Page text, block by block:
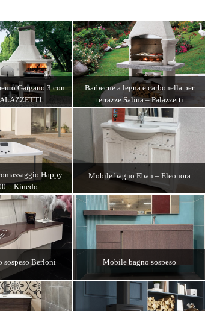
Gargano 3 con
Barbecue a legna e carbonella per
terrazze Salina – Palazzetti
DETTAGLI
Happy
– Kinedo
Mobile bagno Eban – Eleonora
DETTAGLI
sospeso Berloni Mobile bagno sospeso
DETTAGLI